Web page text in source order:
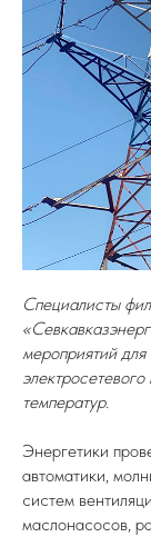
Специалисты
мероприятий
температур.
Энергетики
автоматики,
систем
маслонасосов,